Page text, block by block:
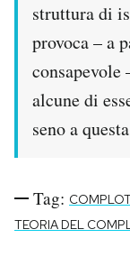
struttura di
provoca – a
alcune di
seno a
Tag:
TEORIA DEL